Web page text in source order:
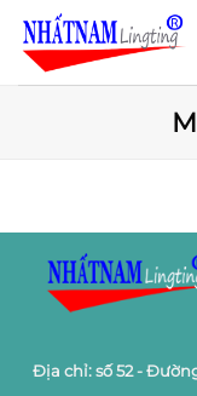
qua
Địa chỉ: số 52 -